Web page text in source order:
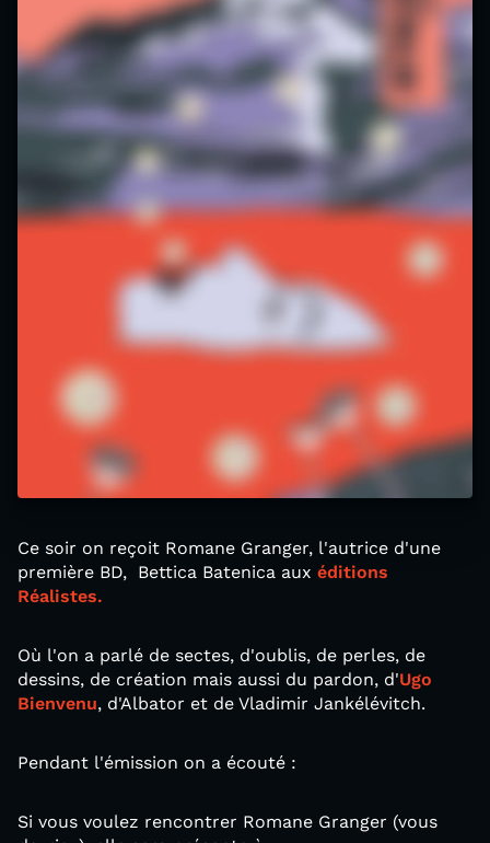
Ce soir on reçoit Romane Granger, l'autrice d'une
première BD, Bettica Batenica aux éditions
Réalistes.
Où l'on a parlé de sectes, d'oublis, de perles, de
dessins, de création mais aussi du pardon, d'Ugo
Bienvenu, d'Albator et de Vladimir Jankélévitch.
Pendant l'émission on a écouté :
Si vous voulez rencontrer Romane Granger (vous